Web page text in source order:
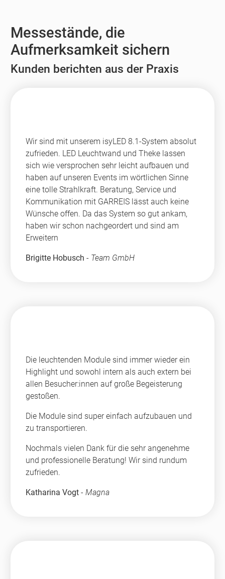
Messestände, die
Aufmerksamkeit sichern
Kunden berichten aus der Praxis
Wir sind mit unserem isyLED 8.1-System absolut
zufrieden. LED Leuchtwand und Theke lassen
sich wie versprochen sehr leicht aufbauen und
haben auf unseren Events im wörtlichen Sinne
eine tolle Strahlkraft. Beratung, Service und
Kommunikation mit GARREIS lässt auch keine
Wünsche offen. Da das System so gut ankam,
haben wir schon nachgeordert und sind am
Erweitern
Brigitte Hobusch - Team GmbH
Die leuchtenden Module sind immer wieder ein
Highlight und sowohl intern als auch extern bei
allen Besucher:innen auf große Begeisterung
gestoßen.
Die Module sind super einfach aufzubauen und
zu transportieren.
Nochmals vielen Dank für die sehr angenehme
und professionelle Beratung! Wir sind rundum
zufrieden.
Katharina Vogt - Magna